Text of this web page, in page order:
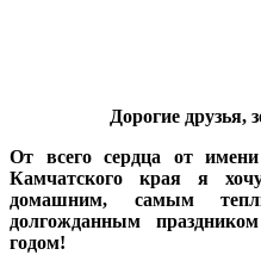
Дорогие друзья,
От всего сердца от имени
Камчатского края я
домашним, самым
долгожданным
годом!